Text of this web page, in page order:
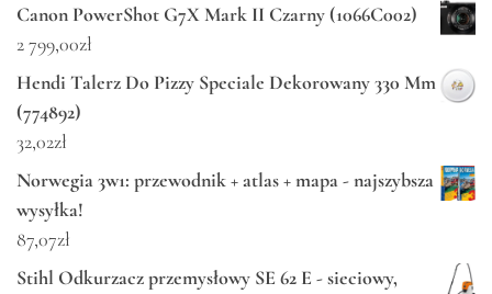
Canon PowerShot G7X Mark II Czarny (1066C002)
2 799,00zł
Hendi Talerz Do Pizzy Speciale Dekorowany 330 Mm
(774892)
32,02zł
Norwegia 3w1: przewodnik + atlas + mapa - najszybsza
wysyłka!
87,07zł
Stihl Odkurzacz przemysłowy SE 62 E - sieciowy,